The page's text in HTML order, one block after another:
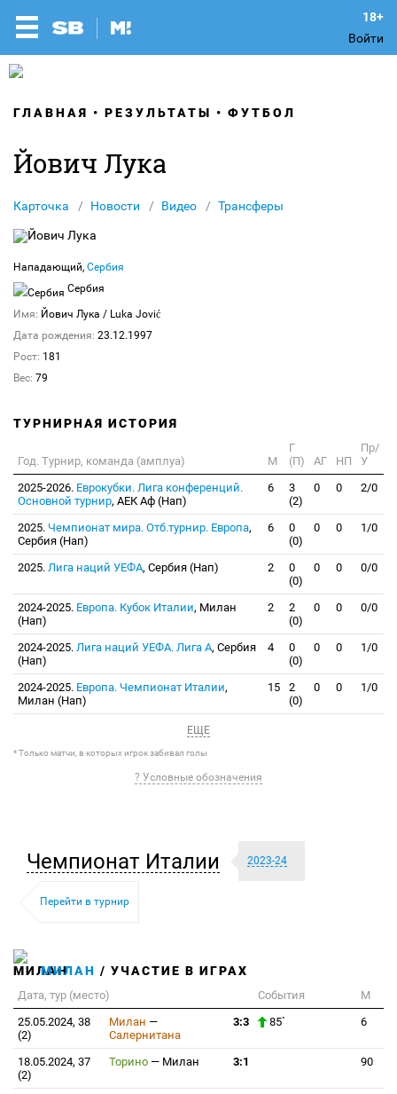
Войти
ГЛАВНАЯ РЕЗУЛЬТАТЫ ФУТБОЛ
Йович Лука
Карточка Новости Видео Трансферы
Нападающий, Сербия
Сербия
Имя: Йович Лука / Luka Jović
Дата рождения: 23.12.1997
Рост: 181
Вес: 79
ТУРНИРНАЯ ИСТОРИЯ
Год. Турнир, команда (амплуа) М
Г
(П)
АГ НП
Пр/
У
2025-2026. Еврокубки. Лига конференций.
Основной турнир, АЕК Аф (Нап)
6
3
(2)
0 0 2/0
2025. Чемпионат мира. Отб.турнир. Европа,
Сербия (Нап)
6
0
(0)
0 0 1/0
2025. Лига наций УЕФА, Сербия (Нап) 2
0
(0)
0 0 0/0
2024-2025. Европа. Кубок Италии, Милан
(Нап)
2
2
(0)
0 0 0/0
2024-2025. Лига наций УЕФА. Лига А, Сербия
(Нап)
4
0
(0)
0 0 1/0
2024-2025. Европа. Чемпионат Италии,
Милан (Нап)
15
2
(0)
0 0 1/0
ЕЩЕ
* Только матчи, в которых игрок забивал голы
? Условные обозначения
Чемпионат Италии 2023-24
Перейти в турнир
МИЛАН / УЧАСТИЕ В ИГРАХ
Дата, тур (место) События
М
25.05.2024, 38
(2)
Милан —
Салернитана
3:3 85` 6
18.05.2024, 37
(2)
Торино — Милан 3:1 90